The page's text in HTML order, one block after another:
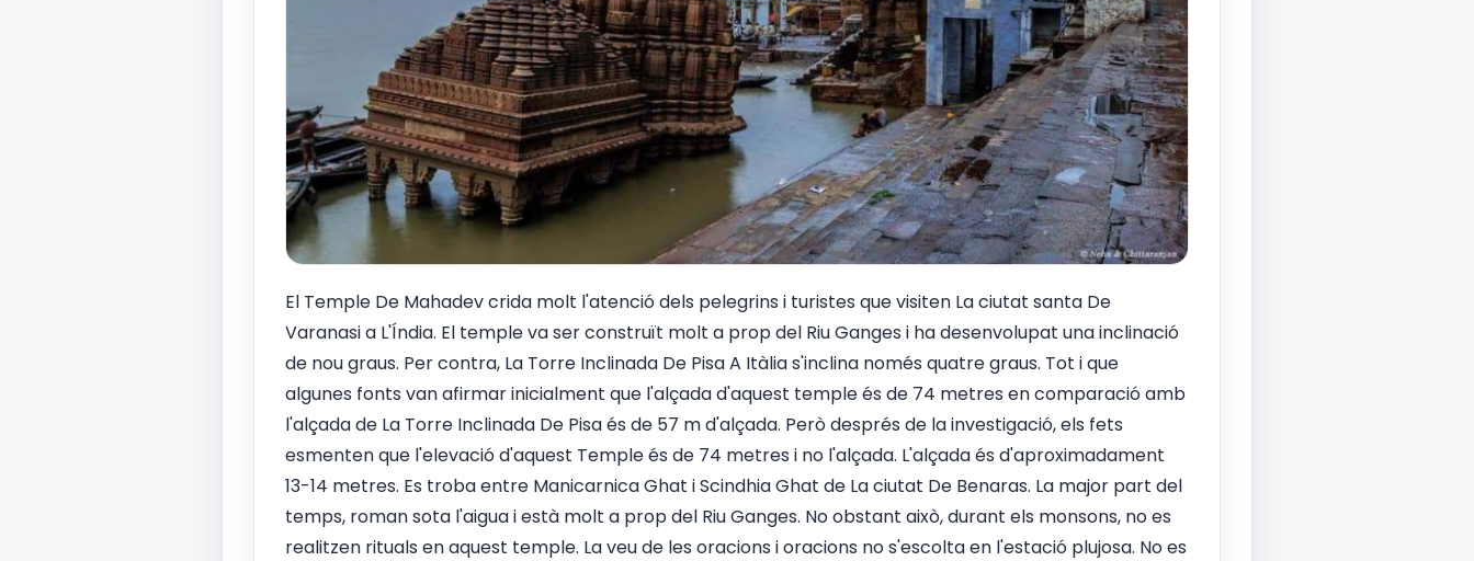
El Temple De Mahadev crida molt l'atenció dels pelegrins i turistes que visiten La ciutat santa De
Varanasi a L'Índia. El temple va ser construït molt a prop del Riu Ganges i ha desenvolupat una inclinació
de nou graus. Per contra, La Torre Inclinada De Pisa A Itàlia s'inclina només quatre graus. Tot i que
algunes fonts van afirmar inicialment que l'alçada d'aquest temple és de 74 metres en comparació amb
l'alçada de La Torre Inclinada De Pisa és de 57 m d'alçada. Però després de la investigació, els fets
esmenten que l'elevació d'aquest Temple és de 74 metres i no l'alçada. L'alçada és d'aproximadament
13-14 metres. Es troba entre Manicarnica Ghat i Scindhia Ghat de La ciutat De Benaras. La major part del
temps, roman sota l'aigua i està molt a prop del Riu Ganges. No obstant això, durant els monsons, no es
realitzen rituals en aquest temple. La veu de les oracions i oracions no s'escolta en l'estació plujosa. No es